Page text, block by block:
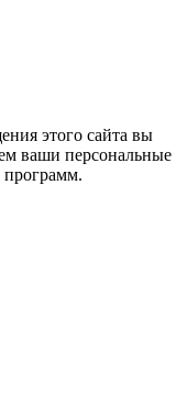
этого сайта вы
ваши персональные
программ.